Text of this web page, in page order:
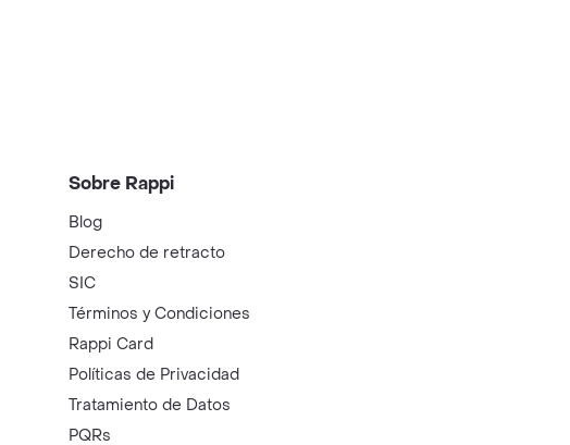
Sobre Rappi
Blog
Derecho de retracto
SIC
Términos y Condiciones
Rappi Card
Políticas de Privacidad
Tratamiento de Datos
PQRs